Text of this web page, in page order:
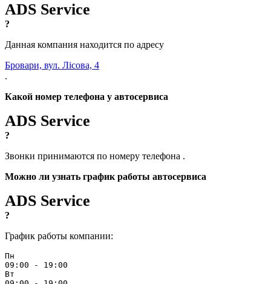
ADS Service
?
Данная компания находится по адресу
Бровари, вул. Лісова, 4
.
Какой номер телефона у автосервиса
ADS Service
?
Звонки принимаются по номеру телефона .
Можно ли узнать график работы автосервиса
ADS Service
?
График работы компании:
Пн
09:00 - 19:00
Вт